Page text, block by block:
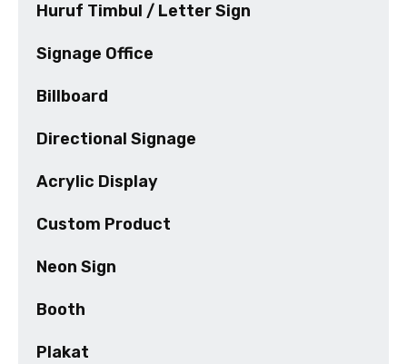
Huruf Timbul / Letter Sign
Signage Office
Billboard
Directional Signage
Acrylic Display
Custom Product
Neon Sign
Booth
Plakat